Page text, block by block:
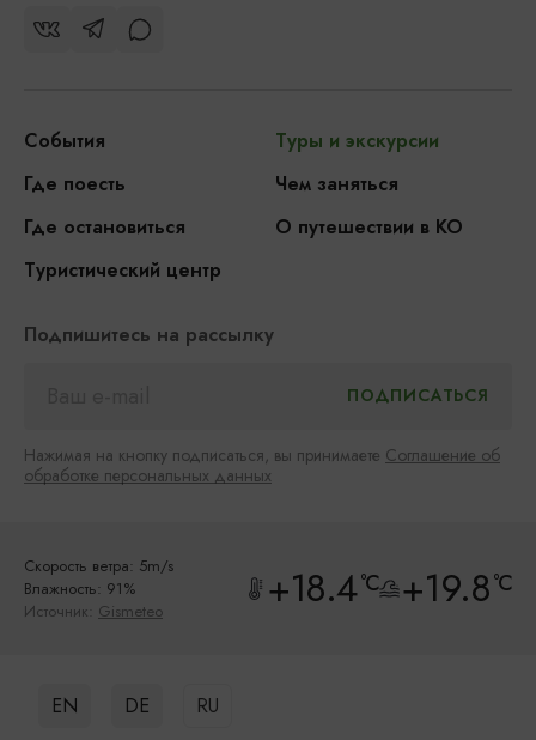
События
Туры и экскурсии
Где поесть
Чем заняться
Где остановиться
О путешествии в КО
Туристический центр
Подпишитесь на рассылку
Нажимая на кнопку подписаться, вы принимаете Соглашение об
обработке персональных данных
Скорость ветра: 5m/s
Влажность: 91%
Источник: Gismeteo +18.4°C +19.8°C
EN DE RU